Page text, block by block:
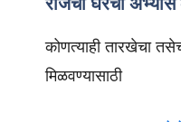
कोणत्याही तारखेचा
मिळवण्यासाठी